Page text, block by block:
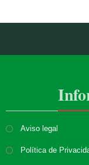
Aviso legal
Política de